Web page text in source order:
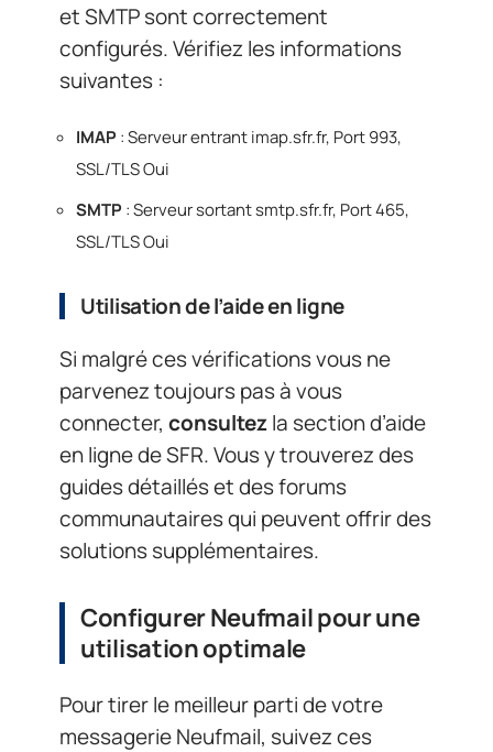
et SMTP sont correctement
configurés. Vérifiez les informations
suivantes :
IMAP : Serveur entrant imap.sfr.fr, Port 993,
SSL/TLS Oui
SMTP : Serveur sortant smtp.sfr.fr, Port 465,
SSL/TLS Oui
Utilisation de l’aide en ligne
Si malgré ces vérifications vous ne
parvenez toujours pas à vous
connecter, consultezla section d’aide
en ligne de SFR. Vous y trouverez des
guides détaillés et des forums
communautaires qui peuvent offrir des
solutions supplémentaires.
Configurer Neufmail pour une
utilisation optimale
Pour tirer le meilleur parti de votre
messagerie Neufmail, suivez ces